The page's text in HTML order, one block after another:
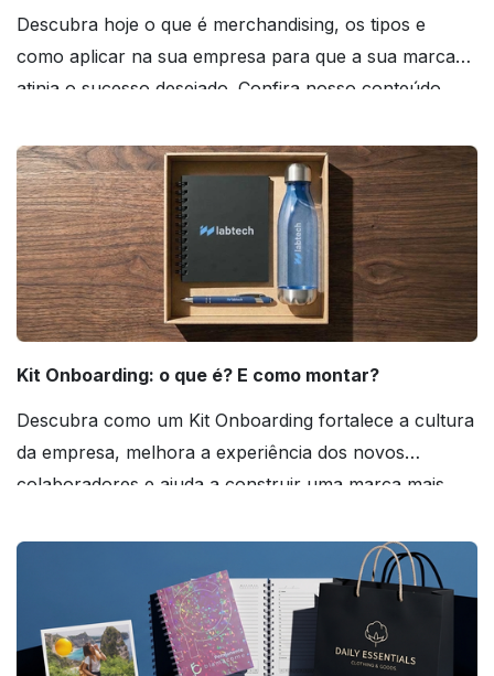
Descubra hoje o que é merchandising, os tipos e
como aplicar na sua empresa para que a sua marca
atinja o sucesso desejado. Confira nosso conteúdo
Kit Onboarding: o que é? E como montar?
Descubra como um Kit Onboarding fortalece a cultura
da empresa, melhora a experiência dos novos
colaboradores e ajuda a construir uma marca mais